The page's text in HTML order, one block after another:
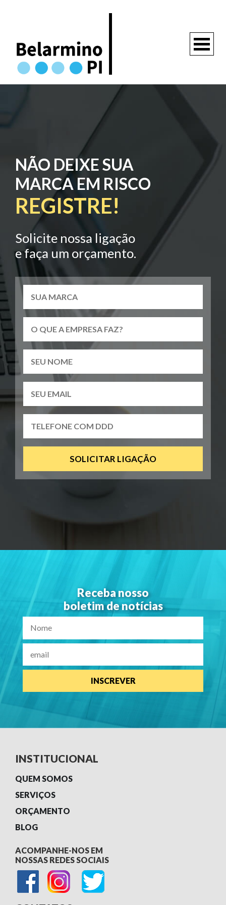
NÃO DEIXE SUA
MARCA EM RISCO
REGISTRE!
Solicite nossa ligação
e faça um orçamento.
Receba nosso
boletim de notícias
INSTITUCIONAL
QUEM SOMOS
SERVIÇOS
ORÇAMENTO
BLOG
ACOMPANHE-NOS EM
NOSSAS REDES SOCIAIS